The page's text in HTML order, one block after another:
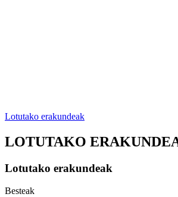
Lotutako erakundeak
LOTUTAKO
Lotutako erakundeak
Besteak